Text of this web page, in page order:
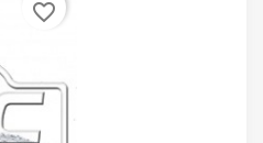
favorite_border